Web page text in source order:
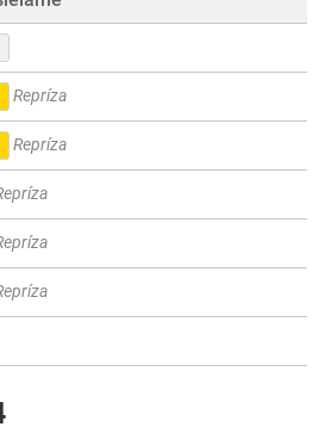
Repríza
Repríza